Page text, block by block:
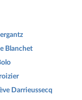
Blanchet
Darrieussecq